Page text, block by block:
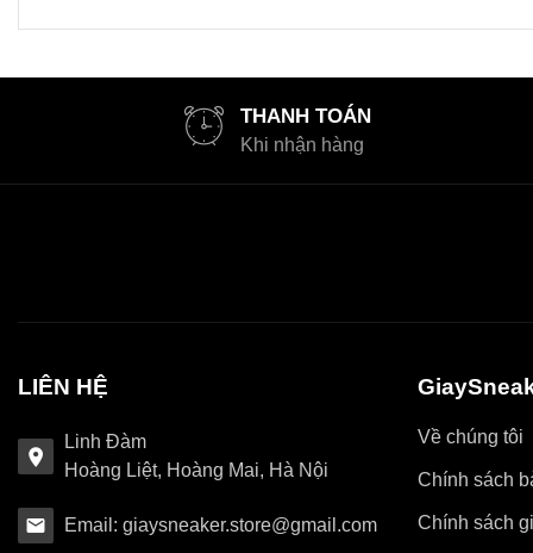
THANH TOÁN
Khi nhận hàng
LIÊN HỆ
Linh Đàm
Hoàng Liệt, Hoàng Mai, Hà Nội
Email: giaysneaker.store@gmail.com
Về chúng tôi
Chính sách
Chính sách